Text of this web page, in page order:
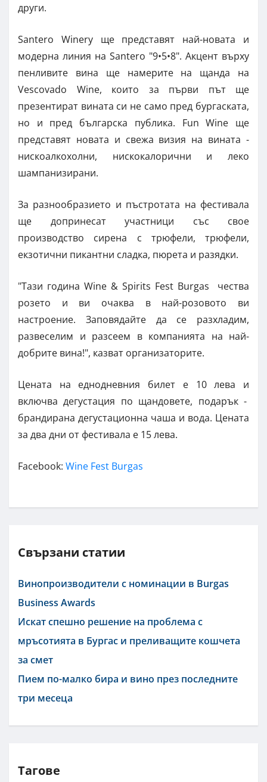
други.
Santеro Winery ще представят най-новата и
модерна линия на Santero "9•5•8". Акцент върху
пенливите вина ще намерите на щанда на
Vescovado Wine, които за първи път ще
презентират вината си не само пред бургаската,
но и пред българска публика. Fun Wine ще
представят новата и свежа визия на вината -
нискоалкохолни, нискокалорични и леко
шампанизирани.
За разнообразието и пъстротата на фестивала
ще допринесат участници със свое
производство сирена с трюфели, трюфели,
екзотични пикантни сладка, пюрета и разядки.
"Тази година Wine & Spirits Fest Burgas чества
розето и ви очаква в най-розовото ви
настроение. Заповядайте да се разхладим,
развеселим и разсеем в компанията на най-
добрите вина!", казват организаторите.
Цената на еднодневния билет е 10 лева и
включва дегустация по щандовете, подарък -
брандирана дегустационна чаша и вода. Цената
за два дни от фестивала е 15 лева.
Facebook: Wine Fest Burgas
Свързани статии
Винопроизводители с номинации в Burgas
Business Awards
Искат спешно решение на проблема с
мръсотията в Бургас и преливащите кошчета
за смет
Пием по-малко бира и вино през последните
три месеца
Тагове